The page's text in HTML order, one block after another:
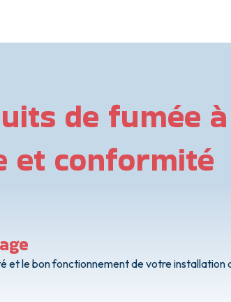
de fumée
et conformité
le bon fonctionnement de votre installation